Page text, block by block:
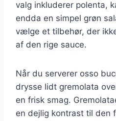
valg inkluderer polenta,
endda en simpel grøn
vælge et tilbehør, der
af den rige sauce.
Når du serverer osso
drysse lidt gremolata
en frisk smag.
en dejlig kontrast til den